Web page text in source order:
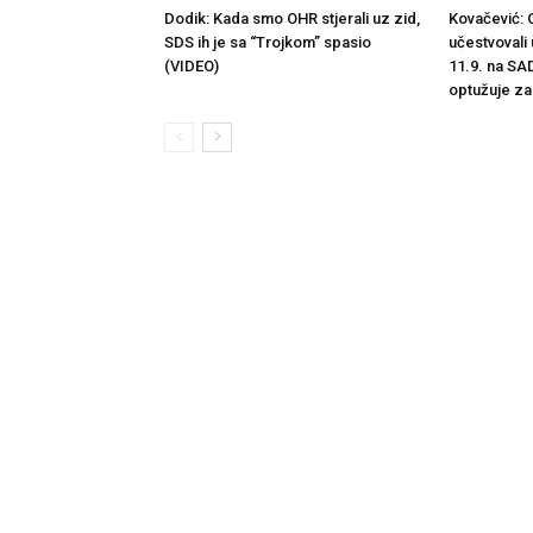
Dodik: Kada smo OHR stjerali uz zid,
SDS ih je sa “Trojkom” spasio
(VIDEO)
Kovačević:
učestvovali
11.9. na
optužuje